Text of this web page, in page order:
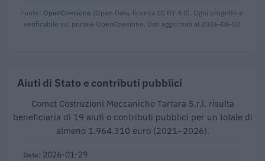
Fonte: OpenCoesione (Open Data, licenza CC BY 4.0). Ogni progetto e'
verificabile sul portale OpenCoesione. Dati aggiornati al 2026-08-02.
Aiuti di Stato e contributi pubblici
Comet Costruzioni Meccaniche Tartara S.r.l. risulta
beneficiaria di 19 aiuti o contributi pubblici per un totale di
almeno 1.964.310 euro (2021–2026).
2026-01-29